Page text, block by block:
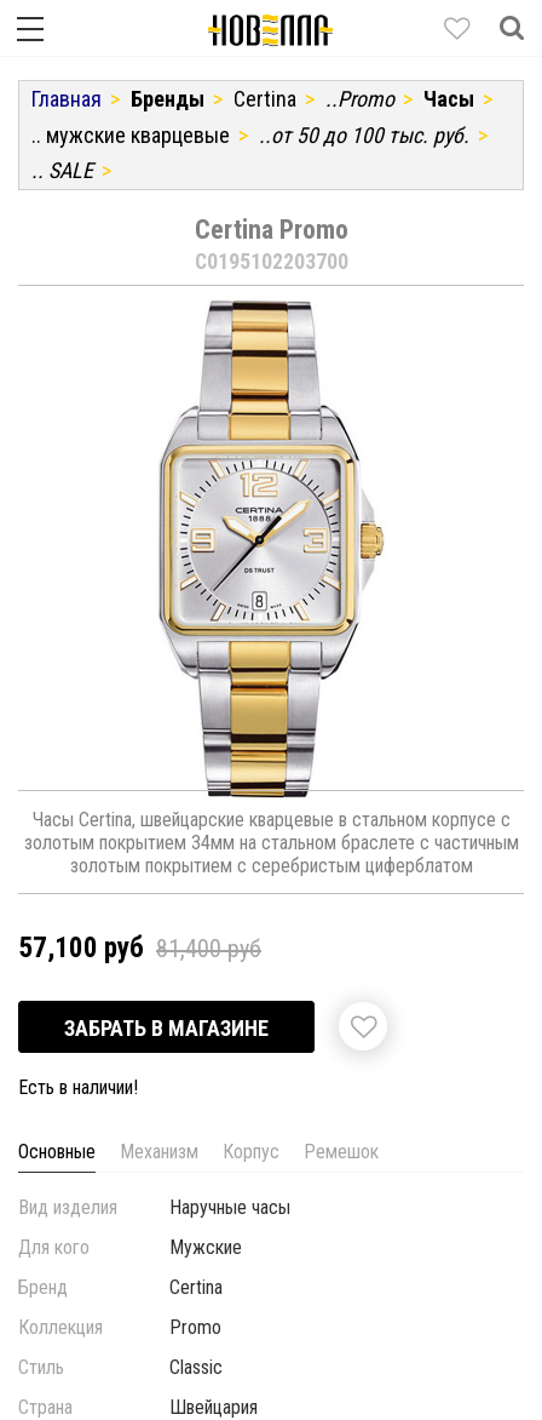
Главная Бренды Certina ..Promo
Часы
.. мужские кварцевые
..от 50 до 100 тыс. руб.
.. SALE
Certina Promo
C0195102203700
Часы Certina, швейцарские кварцевые в стальном корпусе с
золотым покрытием 34мм на стальном браслете с частичным
золотым покрытием с серебристым циферблатом
57,100 руб 81,400 руб
ЗАБРАТЬ В МАГАЗИНЕ
Есть в наличии!
Основные Механизм Корпус Ремешок
Вид изделия
Наручные часы
Для кого
Мужские
Бренд
Certina
Коллекция
Promo
Стиль
Classic
Страна
Швейцария